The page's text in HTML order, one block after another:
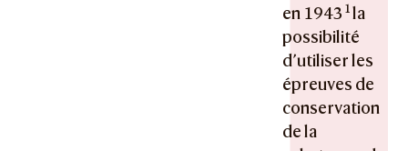
en 19431 la
possibilité
d’utiliser les
épreuves de
conservation
de la